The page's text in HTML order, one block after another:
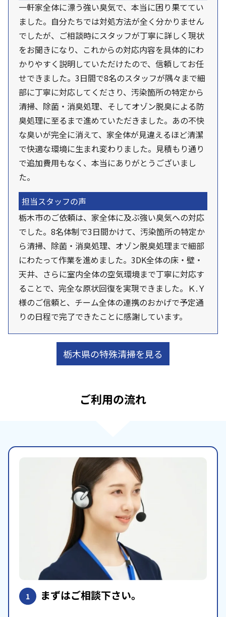
一軒家全体に漂う強い臭気で、本当に困り果ててい
ました。自分たちでは対処方法が全く分かりません
でしたが、ご相談時にスタッフが丁寧に詳しく現状
をお聞きになり、これからの対応内容を具体的にわ
かりやすく説明していただけたので、信頼してお任
せできました。3日間で8名のスタッフが隅々まで細
部に丁寧に対応してくださり、汚染箇所の特定から
清掃、除菌・消臭処理、そしてオゾン脱臭による防
臭処理に至るまで進めていただきました。あの不快
な臭いが完全に消えて、家全体が見違えるほど清潔
で快適な環境に生まれ変わりました。見積もり通り
で追加費用もなく、本当にありがとうございまし
た。
担当スタッフの声
栃木市のご依頼は、家全体に及ぶ強い臭気への対応
でした。8名体制で3日間かけて、汚染箇所の特定か
ら清掃、除菌・消臭処理、オゾン脱臭処理まで細部
にわたって作業を進めました。3DK全体の床・壁・
天井、さらに室内全体の空気環境まで丁寧に対応す
ることで、完全な原状回復を実現できました。Ｋ.Ｙ
様のご信頼と、チーム全体の連携のおかげで予定通
りの日程で完了できたことに感謝しています。
栃木県の特殊清掃を見る
ご利用の流れ
1 まずはご相談下さい。